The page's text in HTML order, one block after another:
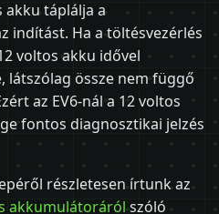
akku táplálja a
indítást. Ha a töltésvezérlés
voltos akku idővel
látszólag össze nem függő
az EV6-nál a 12 voltos
fontos diagnosztikai jelzés
részletesen írtunk az
akkumulátorárólszóló